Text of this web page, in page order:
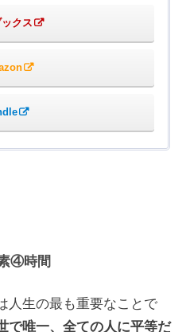
クス
④時間
人生の最も重要なことで
で唯一、全ての人に平等だ